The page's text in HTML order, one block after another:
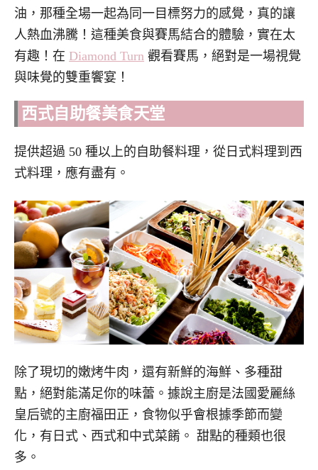
油，那種全場一起為同一目標努力的感覺，真的讓
人熱血沸騰！這種美食與賽馬結合的體驗，實在太
有趣！在 Diamond Turn 觀看賽馬，絕對是一場視覺
與味覺的雙重饗宴！
西式自助餐美食天堂
提供超過 50 種以上的自助餐料理，從日式料理到西
式料理，應有盡有。
除了現切的嫩烤牛肉，還有新鮮的海鮮、多種甜
點，絕對能滿足你的味蕾。據說主廚是法國愛麗絲
皇后號的主廚福田正，食物似乎會根據季節而變
化，有日式、西式和中式菜餚。 甜點的種類也很
多。